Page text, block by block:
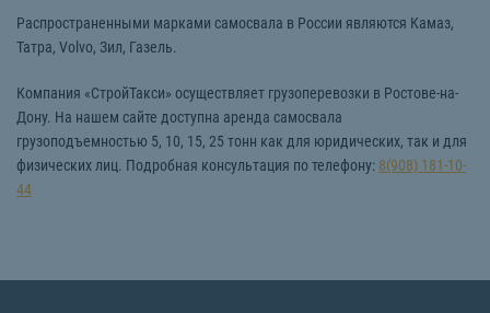
Распространенными марками самосвала в России являются Камаз,
Татра, Volvo, Зил, Газель.
Компания «СтройТакси» осуществляет грузоперевозки в Ростове-на-
Дону. На нашем сайте доступна аренда самосвала
грузоподъемностью 5, 10, 15, 25 тонн как для юридических, так и для
физических лиц. Подробная консультация по телефону: 8(908) 181-10-
44